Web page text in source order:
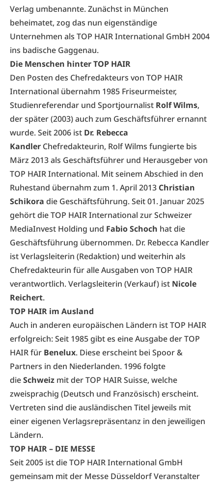
Verlag umbenannte. Zunächst in München
beheimatet, zog das nun eigenständige
Unternehmen als TOP HAIR International GmbH 2004
ins badische Gaggenau.
Die Menschen hinter TOP HAIR
Den Posten des Chefredakteurs von TOP HAIR
International übernahm 1985 Friseurmeister,
Studienreferendar und Sportjournalist Rolf Wilms,
der später (2003) auch zum Geschäftsführer ernannt
wurde. Seit 2006 ist Dr. Rebecca
Kandler Chefredakteurin, Rolf Wilms fungierte bis
März 2013 als Geschäftsführer und Herausgeber von
TOP HAIR International. Mit seinem Abschied in den
Ruhestand übernahm zum 1. April 2013 Christian
Schikora die Geschäftsführung. Seit 01. Januar 2025
gehört die TOP HAIR International zur Schweizer
MediaInvest Holding und Fabio Schoch hat die
Geschäftsführung übernommen. Dr. Rebecca Kandler
ist Verlagsleiterin (Redaktion) und weiterhin als
Chefredakteurin für alle Ausgaben von TOP HAIR
verantwortlich. Verlagsleiterin (Verkauf) ist Nicole
Reichert.
TOP HAIR im Ausland
Auch in anderen europäischen Ländern ist TOP HAIR
erfolgreich: Seit 1985 gibt es eine Ausgabe der TOP
HAIR für Benelux. Diese erscheint bei Spoor &
Partners in den Niederlanden. 1996 folgte
dieSchweiz mit der TOP HAIR Suisse, welche
zweisprachig (Deutsch und Französisch) erscheint.
Vertreten sind die ausländischen Titel jeweils mit
einer eigenen Verlagsrepräsentanz in den jeweiligen
Ländern.
TOP HAIR – DIE MESSE
Seit 2005 ist die TOP HAIR International GmbH
gemeinsam mit der Messe Düsseldorf Veranstalter